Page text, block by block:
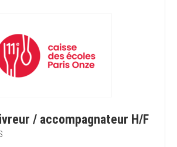
/ accompagnateur H/F